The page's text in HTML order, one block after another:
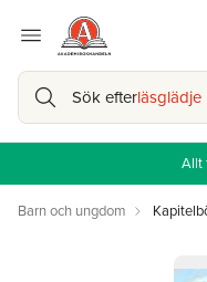
Sök efter
Allt
Barn och ungdom